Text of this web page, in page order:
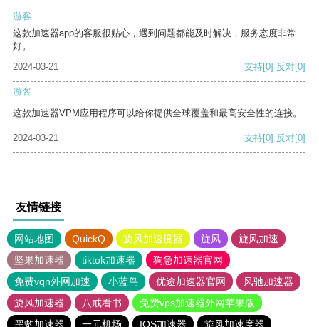
游客
这款加速器app的客服很贴心，遇到问题都能及时解决，服务态度非常
好。
2024-03-21
支持[0] 反对[0]
游客
这款加速器VPM应用程序可以给你提供全球覆盖和最高安全性的连接。
2024-03-21 支持[0] 反对[0]
友情链接
网站地图 QuickQ 旋风加速度器 旋风
旋风加速
坚果加速器
tiktok加速器
狗急加速器官网
免费vqn外网加速
小蓝鸟 优途加速器官网
风驰加速器
旋风加速器
八戒看书
免费vps加速器外网苹果版
黑豹加速器
一元机场 IOS加速器 旋风加速度器